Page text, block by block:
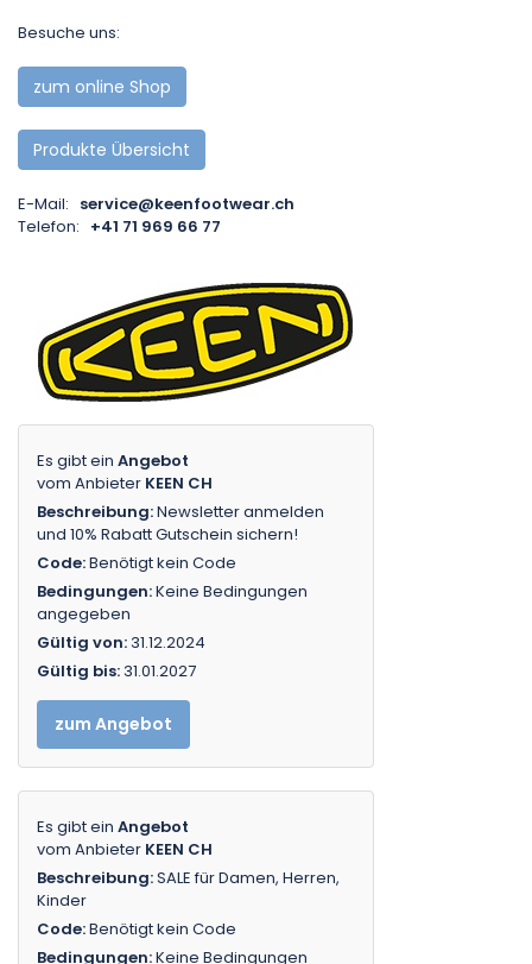
Besuche uns:
zum online Shop
Produkte Übersicht
E-Mail: service@keenfootwear.ch
Telefon: +41 71 969 66 77
Es gibt ein Angebot
vom Anbieter KEEN CH
Beschreibung:Newsletter anmelden
und 10% Rabatt Gutschein sichern!
Code:Benötigt kein Code
Bedingungen:Keine Bedingungen
angegeben
Gültig von:31.12.2024
Gültig bis:31.01.2027
zum Angebot
Es gibt ein Angebot
vom Anbieter KEEN CH
Beschreibung:SALE für Damen, Herren,
Kinder
Code:Benötigt kein Code
Bedingungen:Keine Bedingungen